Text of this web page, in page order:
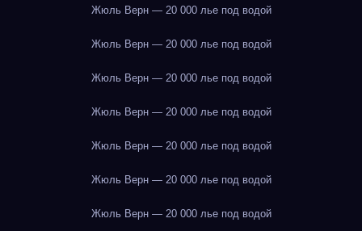
Жюль Верн — 20 000 лье под водой
Жюль Верн — 20 000 лье под водой
Жюль Верн — 20 000 лье под водой
Жюль Верн — 20 000 лье под водой
Жюль Верн — 20 000 лье под водой
Жюль Верн — 20 000 лье под водой
Жюль Верн — 20 000 лье под водой